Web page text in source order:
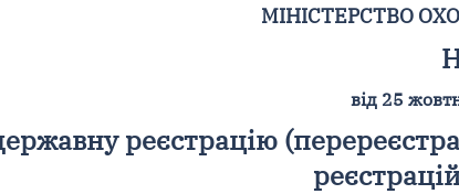
МІНІСТЕРСТВО
від 25
реєстрацію